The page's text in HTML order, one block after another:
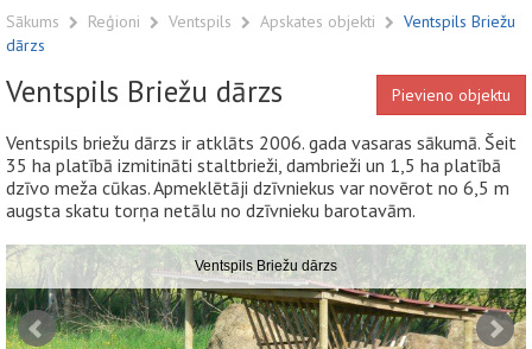
Sākums Reģioni Ventspils Apskates objekti
Ventspils Briežu
dārzs
Ventspils Briežu dārzs Pievieno objektu
Ventspils briežu dārzs ir atklāts 2006. gada vasaras sākumā. Šeit
35 ha platībā izmitināti staltbrieži, dambrieži un 1,5 ha platībā
dzīvo meža cūkas. Apmeklētāji dzīvniekus var novērot no 6,5 m
augsta skatu torņa netālu no dzīvnieku barotavām.
Ventspils Briežu dārzs